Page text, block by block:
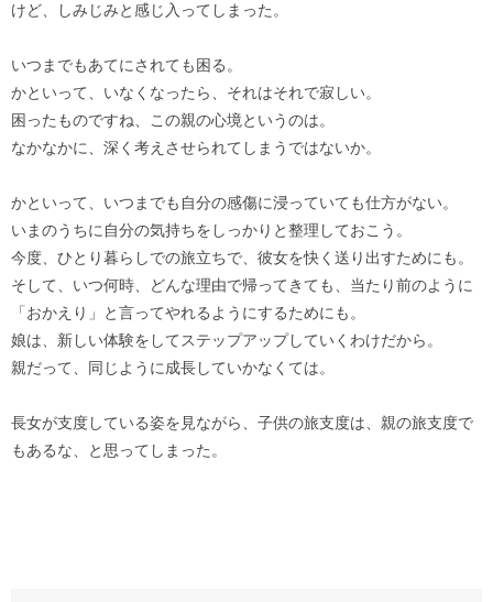
けど、しみじみと感じ入ってしまった。
いつまでもあてにされても困る。
かといって、いなくなったら、それはそれで寂しい。
困ったものですね、この親の心境というのは。
なかなかに、深く考えさせられてしまうではないか。
かといって、いつまでも自分の感傷に浸っていても仕方がない。
いまのうちに自分の気持ちをしっかりと整理しておこう。
今度、ひとり暮らしでの旅立ちで、彼女を快く送り出すためにも。
そして、いつ何時、どんな理由で帰ってきても、当たり前のように
「おかえり」と言ってやれるようにするためにも。
娘は、新しい体験をしてステップアップしていくわけだから。
親だって、同じように成長していかなくては。
長女が支度している姿を見ながら、子供の旅支度は、親の旅支度で
もあるな、と思ってしまった。